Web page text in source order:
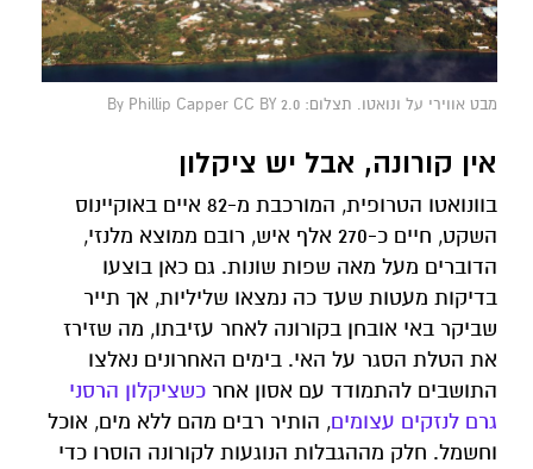
מבט אווירי על ונואטו. תצלום: By Phillip Capper CC BY 2.0
אין קורונה, אבל יש ציקלון
בוונואטו הטרופית, המורכבת מ-82 איים באוקיינוס
השקט, חיים כ-270 אלף איש, רובם ממוצא מלנזי,
הדוברים מעל מאה שפות שונות. גם כאן בוצעו
בדיקות מעטות שעד כה נמצאו שליליות, אך תייר
שביקר באי אובחן בקורונה לאחר עזיבתו, מה שזירז
את הטלת הסגר על האי. בימים האחרונים נאלצו
התושבים להתמודד עם אסון אחר כשציקלון הרסני
גרם לנזקים עצומים, הותיר רבים מהם ללא מים, אוכל
וחשמל. חלק מההגבלות הנוגעות לקורונה הוסרו כדי